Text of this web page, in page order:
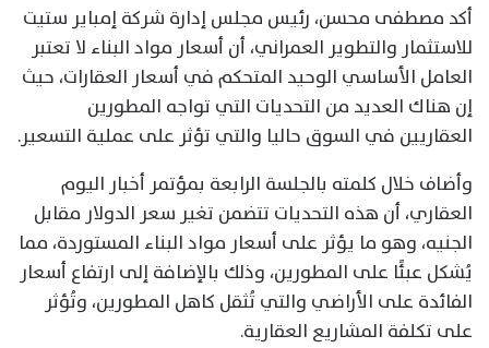
أكد مصطفى محسن، رئيس مجلس إدارة شركة إمباير ستيت
للاستثمار والتطوير العمراني، أن أسعار مواد البناء لا تعتبر
العامل الأساسي الوحيد المتحكم في أسعار العقارات، حيث
إن هناك العديد من التحديات التي تواجه المطورين
العقاريين في السوق حاليا والتي تؤثر على عملية التسعير.
وأضاف خلال كلمته بالجلسة الرابعة بمؤتمر أخبار اليوم
العقاري، أن هذه التحديات تتضمن تغير سعر الدولار مقابل
الجنيه، وهو ما يؤثر على أسعار مواد البناء المستوردة، مما
يُشكل عبئًا على المطورين، وذلك بالإضافة إلى ارتفاع أسعار
الفائدة على الأراضي والتي تُثقل كاهل المطورين، وتُؤثر
على تكلفة المشاريع العقارية.